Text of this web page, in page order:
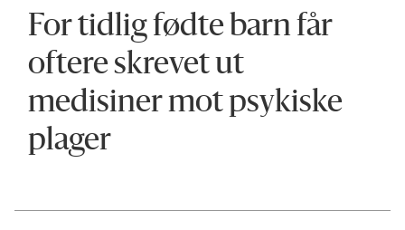
For tidlig fødte barn får
oftere skrevet ut
medisiner mot psykiske
plager